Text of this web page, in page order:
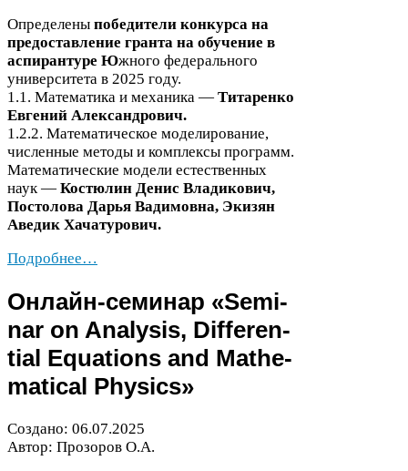
Определены победители конкурса на
предоставление гранта на обучение в
аспирантуре Южного федерального
университета в 2025 году.
1 .1 . Математика и механика — Титаренко
Евгений Александрович.
1 .2.2. Математическое моделирование,
численные методы и комплексы программ.
Математические модели естественных
наук — Костюлин Денис Владикович,
Постолова Дарья Вадимовна, Экизян
Аведик Хачатурович.
Подробнее…
Онлайн-​семинар «Sem­i­
nar on Analy­sis, Dif­fer­en­
tial Equa­tions and Math­e­
mat­i­cal Physics»
Создано: 06.07.2025
Автор: Прозоров О.А.